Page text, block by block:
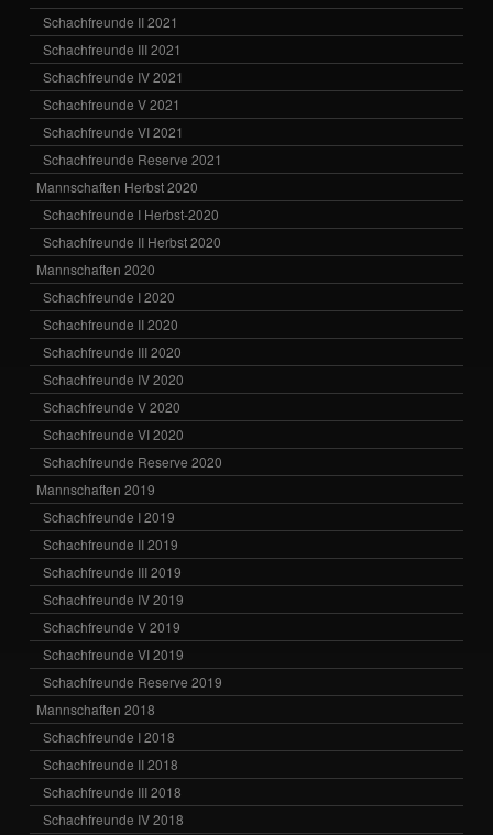
Schachfreunde II 2021
Schachfreunde III 2021
Schachfreunde IV 2021
Schachfreunde V 2021
Schachfreunde VI 2021
Schachfreunde Reserve 2021
Mannschaften Herbst 2020
Schachfreunde I Herbst-2020
Schachfreunde II Herbst 2020
Mannschaften 2020
Schachfreunde I 2020
Schachfreunde II 2020
Schachfreunde III 2020
Schachfreunde IV 2020
Schachfreunde V 2020
Schachfreunde VI 2020
Schachfreunde Reserve 2020
Mannschaften 2019
Schachfreunde I 2019
Schachfreunde II 2019
Schachfreunde III 2019
Schachfreunde IV 2019
Schachfreunde V 2019
Schachfreunde VI 2019
Schachfreunde Reserve 2019
Mannschaften 2018
Schachfreunde I 2018
Schachfreunde II 2018
Schachfreunde III 2018
Schachfreunde IV 2018